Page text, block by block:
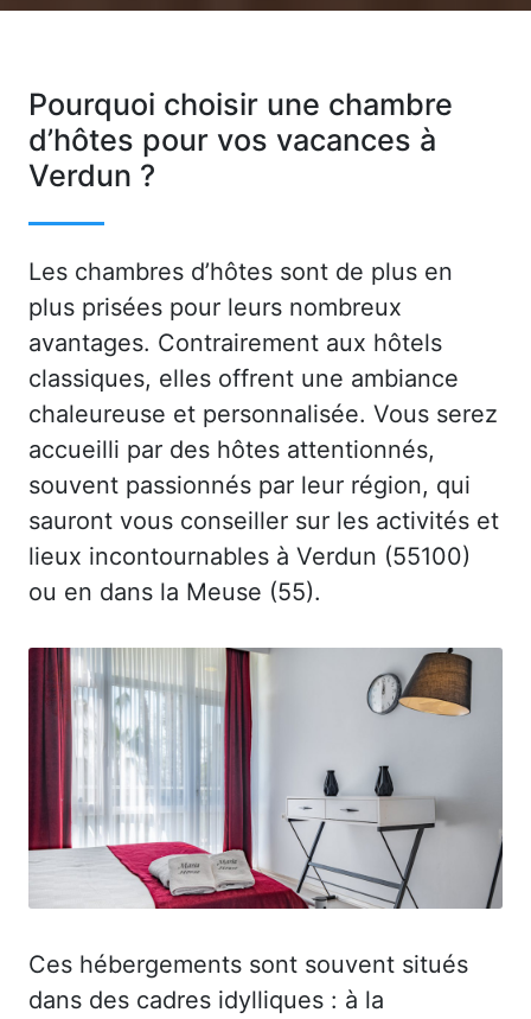
Pourquoi choisir une chambre
d’hôtes pour vos vacances à
Verdun ?
Les chambres d’hôtes sont de plus en
plus prisées pour leurs nombreux
avantages. Contrairement aux hôtels
classiques, elles offrent une ambiance
chaleureuse et personnalisée. Vous serez
accueilli par des hôtes attentionnés,
souvent passionnés par leur région, qui
sauront vous conseiller sur les activités et
lieux incontournables à Verdun (55100)
ou en dans la Meuse (55).
Ces hébergements sont souvent situés
dans des cadres idylliques : à la